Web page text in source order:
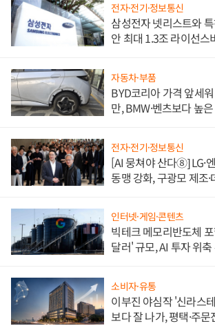
전자·전기·정보통신
삼성전자 넷리스트와
안 최대 1.3조 라이선스
자동차·부품
BYD코리아 가격 앞세
만, BMW·벤츠보다 높
전자·전기·정보통신
[AI 뭉쳐야 산다⑧] LG·
동맹 강화, 구광모 제조·
인터넷·게임·콘텐츠
빅테크 메모리반도체
달러' 규모, AI 투자 위
소비자·유통
이부진 야심작 '신라스
보다 잘 나가, 평택·주문